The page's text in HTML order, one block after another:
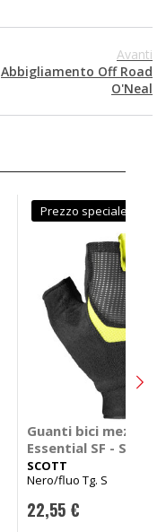
Avanti
Abbigliamento Off Road
O'Neal
Prezzo speciale
Guanti bici mezze
Essential SF - SCOTT
SCOTT
Nero/fluo Tg. S
22,55 €